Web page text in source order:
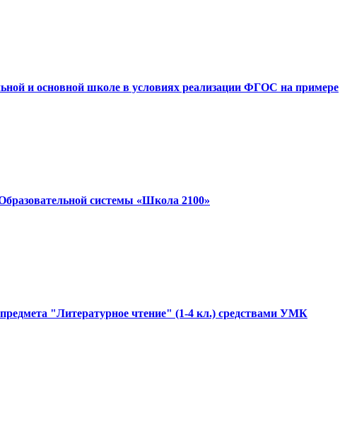
и основной школе в условиях реализации ФГОС на примере
системы «Школа 2100»
"Литературное чтение" (1-4 кл.) средствами УМК